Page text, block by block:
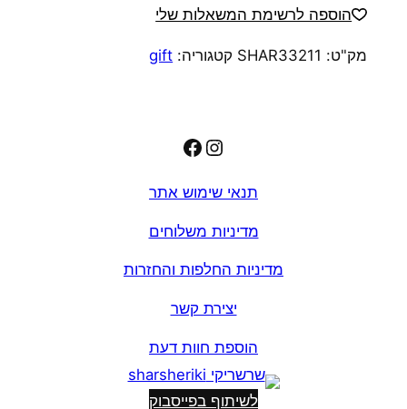
מתנה
הוספה לרשימת המשאלות שלי
מק"ט: SHAR33211 קטגוריה: gift
Instagram
Facebook
תנאי שימוש אתר
מדיניות משלוחים
מדיניות החלפות והחזרות
יצירת קשר
הוספת חוות דעת
לשיתוף בפייסבוק